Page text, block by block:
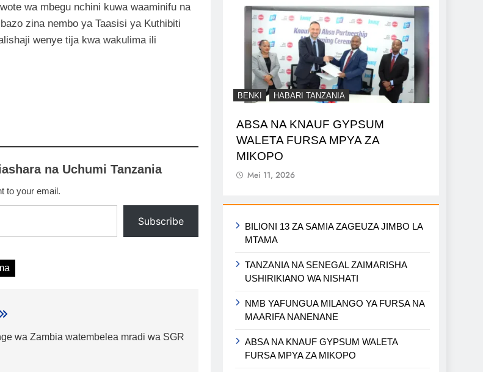
wa mbegu nchini kuwa waaminifu na
zina nembo ya Taasisi ya Kuthibiti
wenye tija kwa wakulima ili
na Uchumi Tanzania
to your email.
Subscribe
wa Zambia watembelea mradi wa SGR
BENKI HABARI TANZANIA
ABSA NA KNAUF GYPSUM
WALETA FURSA MPYA ZA
MIKOPO
Mei 11, 2026
BILIONI 13 ZA SAMIA ZAGEUZA JIMBO LA
MTAMA
TANZANIA NA SENEGAL ZAIMARISHA
USHIRIKIANO WA NISHATI
NMB YAFUNGUA MILANGO YA FURSA NA
MAARIFA NANENANE
ABSA NA KNAUF GYPSUM WALETA
FURSA MPYA ZA MIKOPO